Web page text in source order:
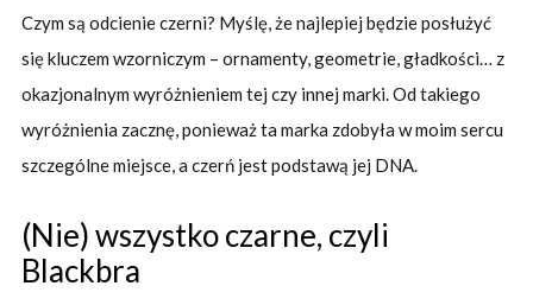
Czym są odcienie czerni? Myślę, że najlepiej będzie posłużyć
się kluczem wzorniczym – ornamenty, geometrie, gładkości… z
okazjonalnym wyróżnieniem tej czy innej marki. Od takiego
wyróżnienia zacznę, ponieważ ta marka zdobyła w moim sercu
szczególne miejsce, a czerń jest podstawą jej DNA.
(Nie) wszystko czarne, czyli
Blackbra